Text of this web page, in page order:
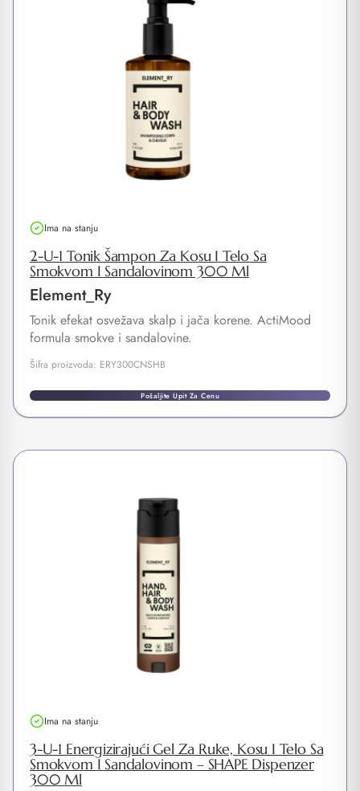
Ima na stanju
2-U-1 Tonik Šampon Za Kosu I Telo Sa
Smokvom I Sandalovinom 300 Ml
Element_Ry
Tonik efekat osvežava skalp i jača korene. ActiMood
formula smokve i sandalovine.
Šifra proizvoda: ERY300CNSHB
Pošaljite Upit Za Cenu
Ima na stanju
3-U-1 Energizirajući Gel Za Ruke, Kosu I Telo Sa
Smokvom I Sandalovinom – SHAPE Dispenzer
300 Ml